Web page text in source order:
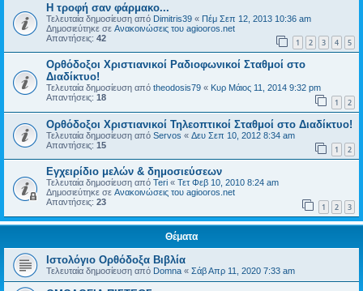
H τροφή σαν φάρμακο...
Τελευταία δημοσίευση από Dimitris39 « Πέμ Σεπ 12, 2013 10:36 am
Δημοσιεύτηκε σε Ανακοινώσεις του agiooros.net
Απαντήσεις: 42 1 2 3 4 5
Ορθόδοξοι Χριστιανικοί Ραδιοφωνικοί Σταθμοί στο
Διαδίκτυο!
Τελευταία δημοσίευση από theodosis79 « Κυρ Μάιος 11, 2014 9:32 pm
Απαντήσεις: 18 1 2
Ορθόδοξοι Χριστιανικοί Τηλεοπτικοί Σταθμοί στο Διαδίκτυο!
Τελευταία δημοσίευση από Servos « Δευ Σεπ 10, 2012 8:34 am
Απαντήσεις: 15 1 2
Εγχειρίδιο μελών & δημοσιεύσεων
Τελευταία δημοσίευση από Teri « Τετ Φεβ 10, 2010 8:24 am
Δημοσιεύτηκε σε Ανακοινώσεις του agiooros.net
Απαντήσεις: 23 1 2 3
Θέματα
Ιστολόγιο Ορθόδοξα Βιβλία
Τελευταία δημοσίευση από Domna « Σάβ Απρ 11, 2020 7:33 am